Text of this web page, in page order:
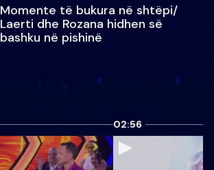
Momente të bukura në shtëpi/
Laerti dhe Rozana hidhen së
bashku në pishinë
02:56